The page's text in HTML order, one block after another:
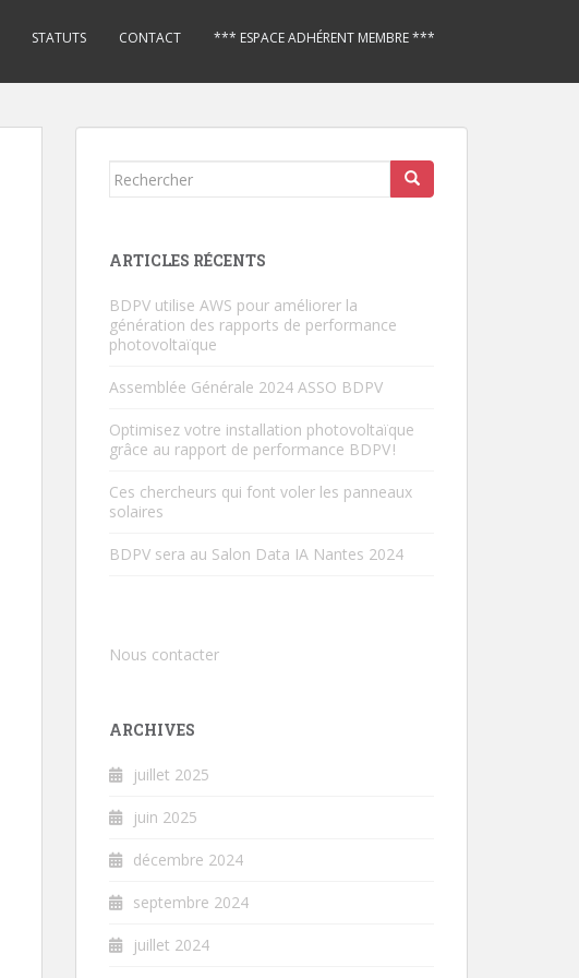
STATUTS CONTACT *** ESPACE ADHÉRENT MEMBRE ***
Rechercher...
ARTICLES RÉCENTS
BDPV utilise AWS pour améliorer la
génération des rapports de performance
photovoltaïque
Assemblée Générale 2024 ASSO BDPV
Optimisez votre installation photovoltaïque
grâce au rapport de performance BDPV !
Ces chercheurs qui font voler les panneaux
solaires
BDPV sera au Salon Data IA Nantes 2024
Nous contacter
ARCHIVES
juillet 2025
juin 2025
décembre 2024
septembre 2024
juillet 2024